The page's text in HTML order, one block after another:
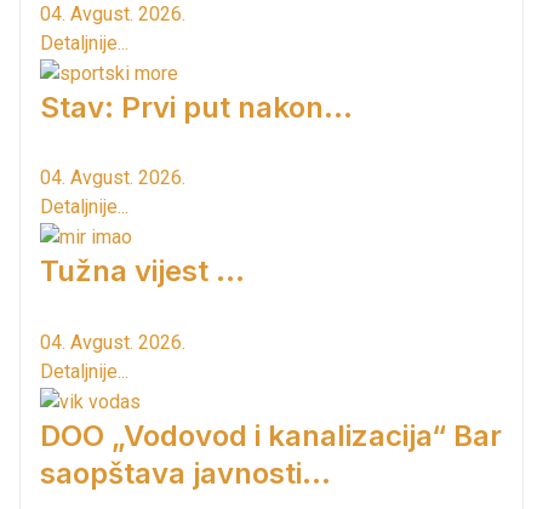
04. Avgust. 2026.
Detaljnije...
Stav: Prvi put nakon…
04. Avgust. 2026.
Detaljnije...
Tužna vijest ...
04. Avgust. 2026.
Detaljnije...
DOO „Vodovod i kanalizacija“ Bar
saopštava javnosti...